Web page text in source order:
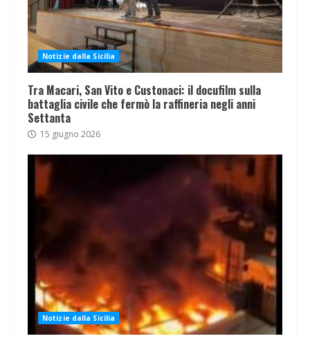
Notizie dalla Sicilia
Tra Macari, San Vito e Custonaci: il docufilm sulla
battaglia civile che fermò la raffineria negli anni
Settanta
15 giugno 2026
Notizie dalla Sicilia